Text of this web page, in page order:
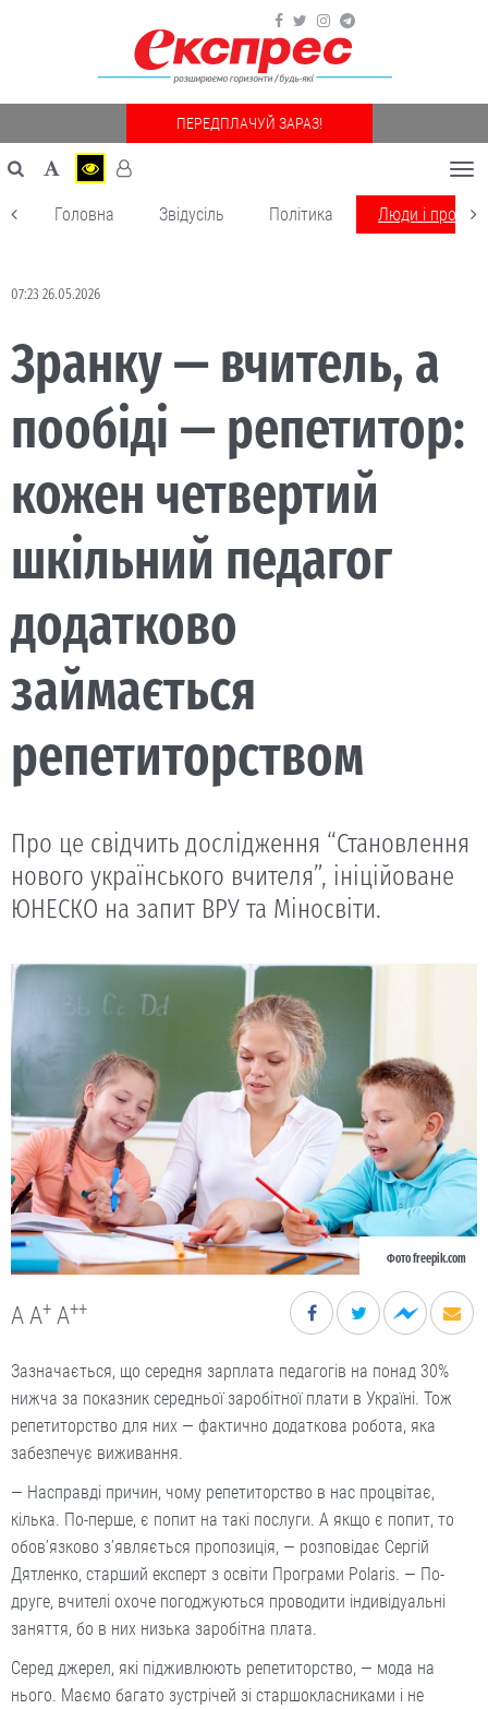
ПЕРЕДПЛАЧУЙ ЗАРАЗ!
Головна Звідусіль Політика Люди і
07:23 26.05.2026
Зранку — вчитель, а
пообіді — репетитор:
кожен четвертий
шкільний педагог
додатково
займається
репетиторством
Про це свідчить дослідження “Становлення
нового українського вчителя”, ініційоване
ЮНЕСКО на запит ВРУ та Міносвіти.
Фото freepik.com
A A+ A++
Зазначається, що середня зарплата педагогів на понад 30%
нижча за показник середньої заробітної плати в Україні. Тож
репетиторство для них — фактично додаткова робота, яка
забезпечує виживання.
— Насправді причин, чому репетиторство в нас процвітає,
кілька. По-перше, є попит на такі послуги. А якщо є попит, то
обов’язково з’являється пропозиція, — розповідає Сергій
Дятленко, старший експерт з освіти Програми Polaris. — По-
друге, вчителі охоче погоджуються проводити індивідуальні
заняття, бо в них низька заробітна плата.
Серед джерел, які підживлюють репетиторство, — мода на
нього. Маємо багато зустрічей зі старшокласниками і не